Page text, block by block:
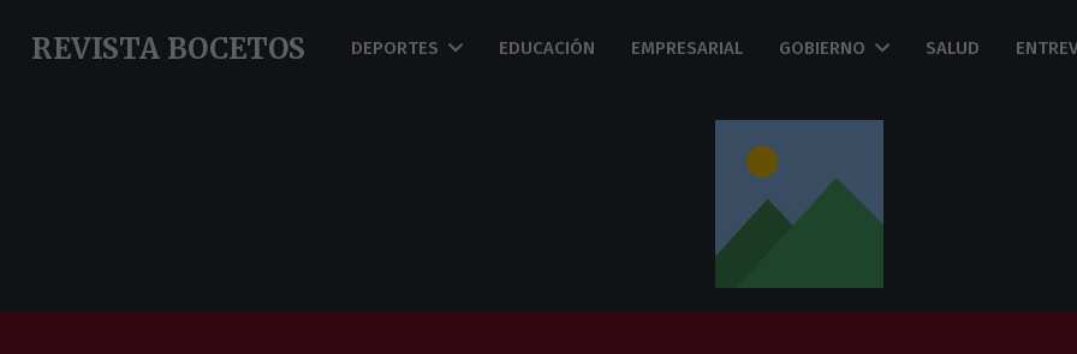
REVISTA BOCETOS DEPORTES EDUCACIÓN EMPRESARIAL GOBIERNO SALUD